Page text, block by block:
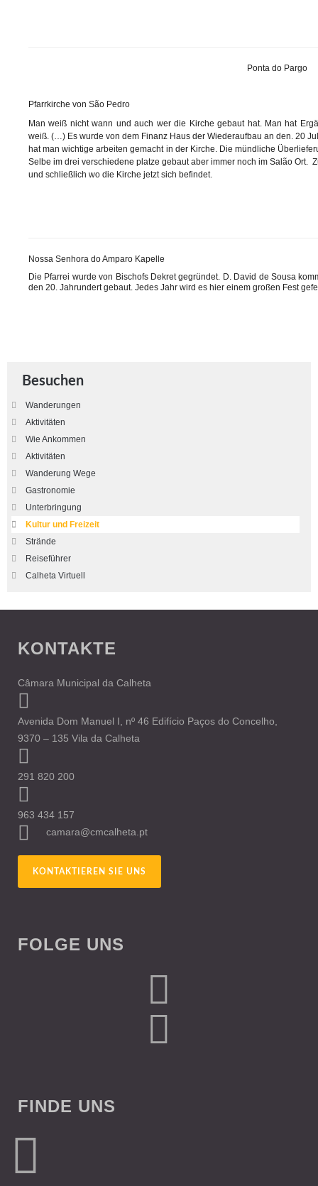
Ponta do Pargo
Pfarrkirche von São Pedro
Man weiß nicht wann und auch wer die Kirche gebaut hat. Man hat
weiß. (…) Es wurde von dem Finanz Haus der Wiederaufbau an den. 20
hat man wichtige arbeiten gemacht in der Kirche. Die mündliche
Selbe im drei verschiedene platze gebaut aber immer noch im Salão Ort.
und schließlich wo die Kirche jetzt sich befindet.
Nossa Senhora do Amparo Kapelle
Die Pfarrei wurde von Bischofs Dekret gegründet. D. David de Sousa
den 20. Jahrundert gebaut. Jedes Jahr wird es hier einem großen Fest
Besuchen
Wanderungen
Aktivitäten
Wie Ankommen
Aktivitäten
Wanderung Wege
Gastronomie
Unterbringung
Kultur und Freizeit
Strände
Reiseführer
Calheta Virtuell
KONTAKTE
Câmara Municipal da Calheta
Avenida Dom Manuel I, nº 46 Edifício Paços do Concelho,
9370 – 135 Vila da Calheta
291 820 200
963 434 157
camara@cmcalheta.pt
KONTAKTIEREN SIE UNS
FOLGE UNS
FINDE UNS